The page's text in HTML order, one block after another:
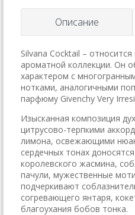
Описание
Silvana Cocktail –
ароматной коллекции. Он
характером с
нотками, аналогичными
парфюму Givenchy Very
Изысканная композиция
цитрусово-терпкими
лимона, освежающими
сердечных тонах
королевского жасмина,
пачули, мужественные
подчеркивают
согревающего янтаря,
благоухания бобов тонка.